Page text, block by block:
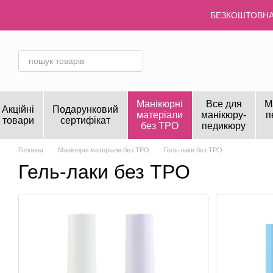
Акційні
товари
Подарунковий
сертифікат
Манікюрні
матеріали
без TPO
Все для
манікюру-
педикюру
Головна Манікюрні матеріали без TPO Гель-лаки без TPO
Гель-лаки без TPO